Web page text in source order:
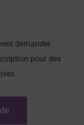
demander
pour des